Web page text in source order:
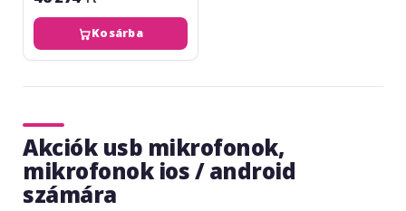
Kosárba
Akciók usb mikrofonok,
mikrofonok ios / android
számára